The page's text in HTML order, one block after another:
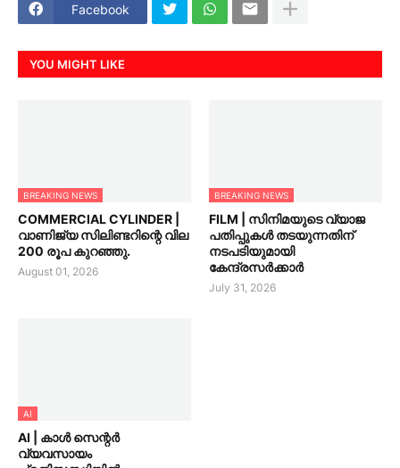
Facebook
YOU MIGHT LIKE
BREAKING NEWS
COMMERCIAL CYLINDER |
വാണിജ്യ സിലിണ്ടറിന്റെ വില
200 രൂപ കുറഞ്ഞു.
August 01, 2026
BREAKING NEWS
FILM | സിനിമയുടെ വ്യാജ
പതിപ്പുകൾ തടയുന്നതിന്
നടപടിയുമായി
കേന്ദ്രസർക്കാർ
July 31, 2026
AI
AI | കാൾ സെന്റർ
വ്യവസായം